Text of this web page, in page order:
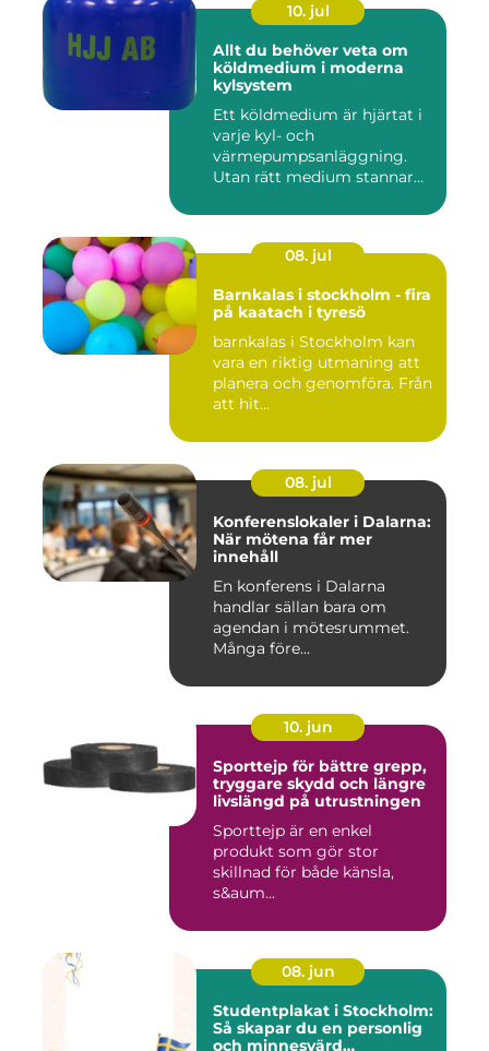
10. jul
Allt du behöver veta om
köldmedium i moderna
kylsystem
Ett köldmedium är hjärtat i
varje kyl- och
värmepumpsanläggning.
Utan rätt medium stannar
08. jul
Barnkalas i stockholm - fira
på kaatach i tyresö
barnkalas i Stockholm kan
vara en riktig utmaning att
planera och genomföra. Från
att hit...
08. jul
Konferenslokaler i Dalarna:
När mötena får mer
innehåll
En konferens i Dalarna
handlar sällan bara om
agendan i mötesrummet.
Många före...
10. jun
Sporttejp för bättre grepp,
tryggare skydd och längre
livslängd på utrustningen
Sporttejp är en enkel
produkt som gör stor
skillnad för både känsla,
s&aum...
08. jun
Studentplakat i Stockholm:
Så skapar du en personlig
och minnesvärd